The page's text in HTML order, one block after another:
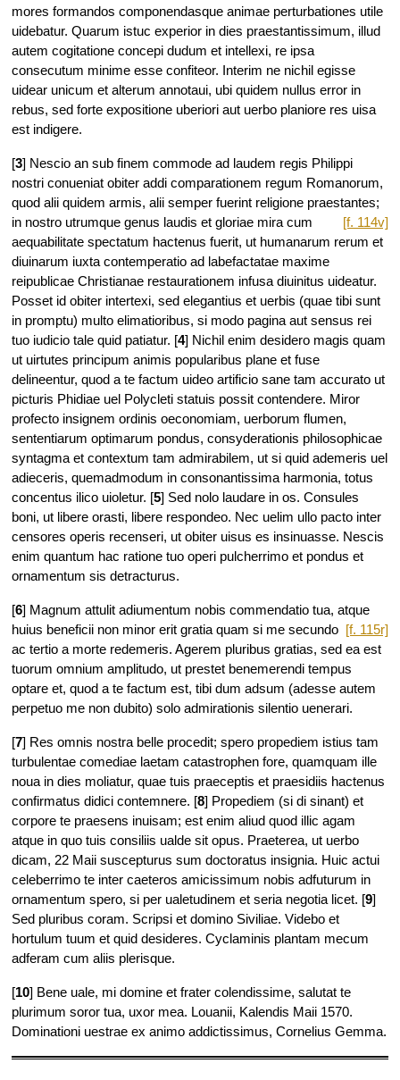
mores formandos componendasque animae perturbationes utile
uidebatur. Quarum istuc experior in dies praestantissimum, illud
autem cogitatione concepi dudum et intellexi, re ipsa
consecutum minime esse confiteor. Interim ne nichil egisse
uidear unicum et alterum annotaui, ubi quidem nullus error in
rebus, sed forte expositione uberiori aut uerbo planiore res uisa
est indigere.
[3] Nescio an sub finem commode ad laudem regis Philippi
nostri conueniat obiter addi comparationem regum Romanorum,
quod alii quidem armis, alii semper fuerint religione praestantes;
in
[f. 114v]
nostro utrumque genus laudis et gloriae mira cum
aequabilitate spectatum hactenus fuerit, ut humanarum rerum et
diuinarum iuxta contemperatio ad labefactatae maxime
reipublicae Christianae restaurationem infusa diuinitus uideatur.
Posset id obiter intertexi, sed elegantius et uerbis (quae tibi sunt
in promptu) multo elimatioribus, si modo pagina aut sensus rei
tuo iudicio tale quid patiatur. [4] Nichil enim desidero magis quam
ut uirtutes principum animis popularibus plane et fuse
delineentur, quod a te factum uideo artificio sane tam accurato ut
picturis Phidiae uel Polycleti statuis possit contendere. Miror
profecto insignem ordinis oeconomiam, uerborum flumen,
sententiarum optimarum pondus, consyderationis philosophicae
syntagma et contextum tam admirabilem, ut si quid ademeris uel
adieceris, quemadmodum in consonantissima harmonia, totus
concentus ilico uioletur. [5] Sed nolo laudare in os. Consules
boni, ut libere orasti, libere respondeo. Nec uelim ullo pacto inter
censores operis recenseri, ut obiter uisus es insinuasse. Nescis
enim quantum hac ratione tuo operi pulcherrimo et pondus et
ornamentum sis detracturus.
[6] Magnum attulit adiumentum nobis commendatio tua, atque
huius beneficii non minor erit
[f. 115r]
gratia quam si me secundo
ac tertio a morte redemeris. Agerem pluribus gratias, sed ea est
tuorum omnium amplitudo, ut prestet benemerendi tempus
optare et, quod a te factum est, tibi dum adsum (adesse autem
perpetuo me non dubito) solo admirationis silentio uenerari.
[7] Res omnis nostra belle procedit; spero propediem istius tam
turbulentae comediae laetam catastrophen fore, quamquam ille
noua in dies moliatur, quae tuis praeceptis et praesidiis hactenus
confirmatus didici contemnere. [8] Propediem (si di sinant) et
corpore te praesens inuisam; est enim aliud quod illic agam
atque in quo tuis consiliis ualde sit opus. Praeterea, ut uerbo
dicam, 22 Maii suscepturus sum doctoratus insignia. Huic actui
celeberrimo te inter caeteros amicissimum nobis adfuturum in
ornamentum spero, si per ualetudinem et seria negotia licet. [9]
Sed pluribus coram. Scripsi et domino Siviliae. Videbo et
hortulum tuum et quid desideres. Cyclaminis plantam mecum
adferam cum aliis plerisque.
[10] Bene uale, mi domine et frater colendissime, salutat te
plurimum soror tua, uxor mea. Louanii, Kalendis Maii 1570.
Dominationi uestrae ex animo addictissimus, Cornelius Gemma.